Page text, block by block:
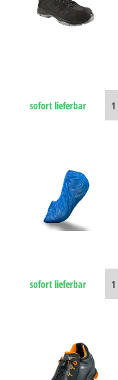
sofort lieferbar
sofort lieferbar